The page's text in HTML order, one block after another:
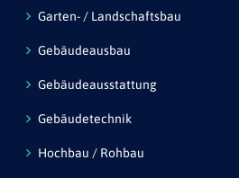
Garten- / Landschaftsbau
Gebäudeausbau
Gebäudeausstattung
Gebäudetechnik
Hochbau / Rohbau